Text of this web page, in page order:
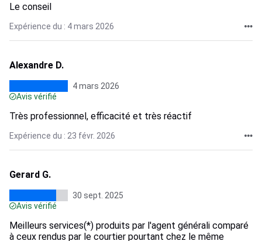
Le conseil
Expérience du : 4 mars 2026
Alexandre D.
4 mars 2026
Avis vérifié
Très professionnel, efficacité et très réactif
Expérience du : 23 févr. 2026
Gerard G.
30 sept. 2025
Avis vérifié
Meilleurs services(*) produits par l'agent générali comparé
à ceux rendus par le courtier pourtant chez le même